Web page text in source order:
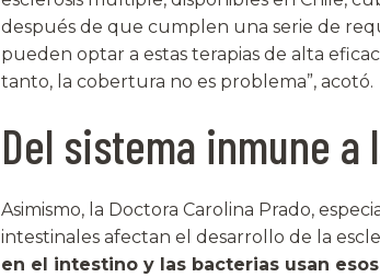
después de que cumplen una serie de
pueden optar a estas terapias de alta
tanto, la cobertura no es problema”, acotó.
Del sistema inmune a
Asimismo, la Doctora Carolina Prado,
intestinales afectan el desarrollo de la
en el intestino y las bacterias usan